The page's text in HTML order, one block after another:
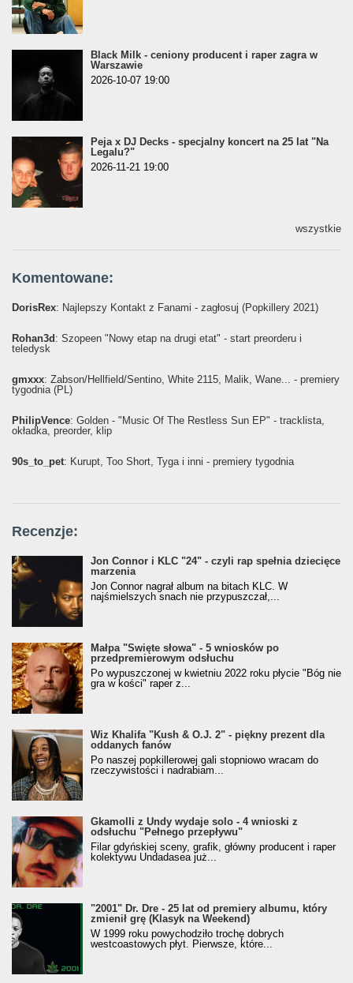
Black Milk - ceniony producent i raper zagra w
Warszawie
2026-10-07 19:00
Peja x DJ Decks - specjalny koncert na 25 lat "Na
Legalu?"
2026-11-21 19:00
wszystkie
Komentowane:
DorisRex: Najlepszy Kontakt z Fanami - zagłosuj (Popkillery 2021)
Rohan3d : Szopeen "Nowy etap na drugi etat" - start preorderu i
teledysk
gmxxx: Żabson/Hellfield/Sentino, White 2115, Malik, Wane... - premiery
tygodnia (PL)
PhilipVence: Golden - "Music Of The Restless Sun EP" - tracklista,
okładka, preorder, klip
90s_to_pet: Kurupt, Too Short, Tyga i inni - premiery tygodnia
Recenzje:
Jon Connor i KLC "24" - czyli rap spełnia dziecięce
marzenia
Jon Connor nagrał album na bitach KLC. W
najśmielszych snach nie przypuszczał,...
Małpa "Święte słowa" - 5 wniosków po
przedpremierowym odsłuchu
Po wypuszczonej w kwietniu 2022 roku płycie "Bóg nie
gra w kości" raper z...
Wiz Khalifa "Kush & O.J. 2" - piękny prezent dla
oddanych fanów
Po naszej popkillerowej gali stopniowo wracam do
rzeczywistości i nadrabiam...
Gkamolli z Undy wydaje solo - 4 wnioski z
odsłuchu "Pełnego przepływu"
Filar gdyńskiej sceny, grafik, główny producent i raper
kolektywu Undadasea już...
"2001" Dr. Dre - 25 lat od premiery albumu, który
zmienił grę (Klasyk na Weekend)
W 1999 roku powychodziło trochę dobrych
westcoastowych płyt. Pierwsze, które...